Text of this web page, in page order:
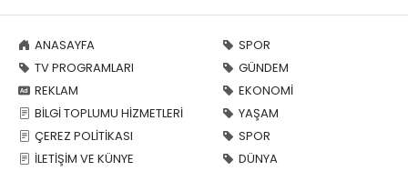
ANASAYFA
TV PROGRAMLARI
REKLAM
BİLGİ TOPLUMU HİZMETLERİ
ÇEREZ POLİTİKASI
İLETİŞİM VE KÜNYE
SPOR
GÜNDEM
EKONOMİ
YAŞAM
SPOR
DÜNYA